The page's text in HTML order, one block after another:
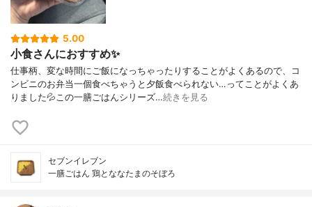
5.00
小食さんにおすすめ✨
仕事柄、変な時間にご飯になっちゃったりすることがよくあるので、コ
ンビニのお弁当一個食べちゃうと夕飯食べられない…ってことがよくあ
りました💦この一膳ごはんシリーズ…続きを見る
セブンイレブン
一膳ごはん 鶏とななたまのそぼろ